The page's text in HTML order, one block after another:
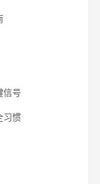
信号
习惯